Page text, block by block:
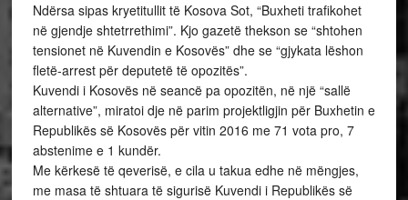
Ndërsa sipas kryetitullit të Kosova Sot, “Buxheti trafikohet
në gjendje shtetrrethimi”. Kjo gazetë thekson se “shtohen
tensionet në Kuvendin e Kosovës” dhe se “gjykata lëshon
fletë-arrest për deputetë të opozitës”.
Kuvendi i Kosovës në seancë pa opozitën, në një “sallë
alternative”, miratoi dje në parim projektligjin për Buxhetin e
Republikës së Kosovës për vitin 2016 me 71 vota pro, 7
abstenime e 1 kundër.
Me kërkesë të qeverisë, e cila u takua edhe në mëngjes,
me masa të shtuara të sigurisë Kuvendi i Republikës së